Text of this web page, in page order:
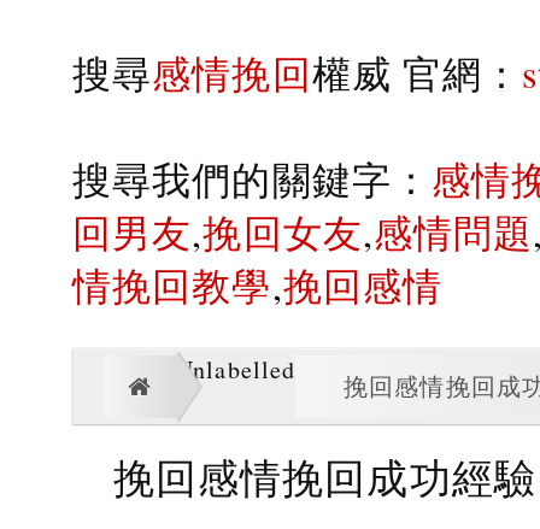
搜尋感情挽回權威 官網：
搜尋我們的關鍵字： 感情
回男友,挽回女友,感情問題
情挽回教學,挽回感情
Unlabelled
挽回感情挽回成
挽回感情挽回成功經